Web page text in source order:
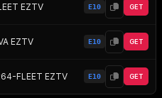
EZTV E10 GET
EZTV E10 GET
FLEET EZTV E10 GET